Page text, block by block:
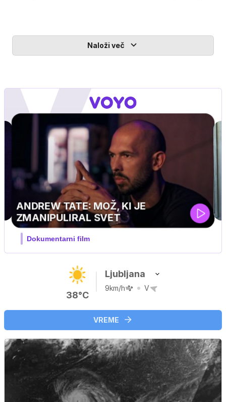
Naloži več
MOJ PRIJATELJ PINGVIN
Film meseca / družinski, pustolovski
38°C
Ljubljana
9km/h V
VREME